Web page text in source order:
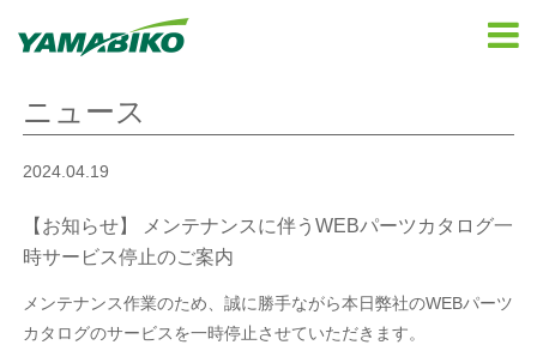
ニュース
2024.04.19
【お知らせ】 メンテナンスに伴うWEBパーツカタログ一
時サービス停止のご案内
メンテナンス作業のため、誠に勝手ながら本日弊社のWEBパーツ
カタログのサービスを一時停止させていただきます。